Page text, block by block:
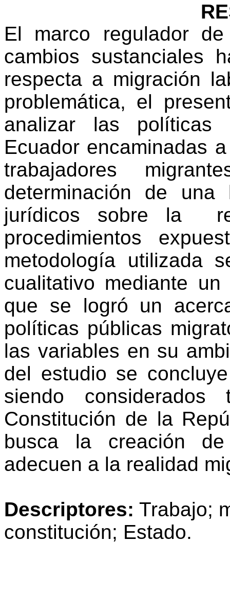
El marco regulador
cambios sustanciales
respecta a migración
problemática, el
analizar las políticas
Ecuador encaminadas
trabajadores
determinación de
jurídicos sobre la
procedimientos
metodología utilizada
cualitativo mediante
que se logró un
políticas públicas
las variables en su
del estudio se
siendo
Constitución de la
busca la creación
adecuen a la realidad
Descriptores: Trabajo;
constitución; Estado.